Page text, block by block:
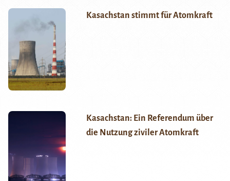
Kasachstan stimmt für Atomkraft
Kasachstan: Ein Referendum über
die Nutzung ziviler Atomkraft